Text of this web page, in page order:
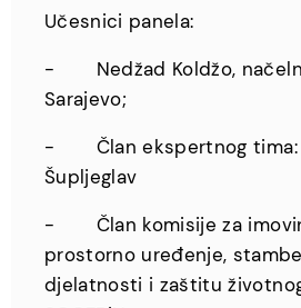
Učesnici panela:
- Nedžad Koldžo,
Sarajevo;
- Član ekspertnog tima:
Šupljeglav
- Član komisije za
prostorno uređenje,
djelatnosti i zaštitu